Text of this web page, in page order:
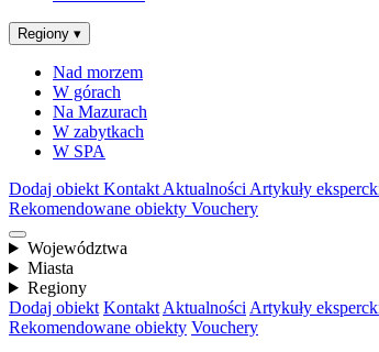
Regiony ▾
Nad morzem
W górach
Na Mazurach
W zabytkach
W SPA
Dodaj obiekt Kontakt Aktualności Artykuły
Rekomendowane obiekty Vouchery
Województwa
Miasta
Regiony
Dodaj obiekt Kontakt Aktualności Artykuły
Rekomendowane obiekty Vouchery